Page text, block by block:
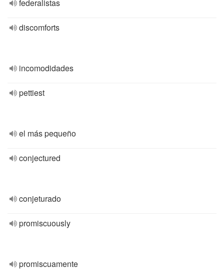
federalistas
discomforts
incomodidades
pettiest
el más pequeño
conjectured
conjeturado
promiscuously
promiscuamente